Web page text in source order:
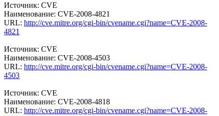
Источник: CVE
Наименование: CVE-2008-4821
URL: http://cve.mitre.org/cgi-bin/cvename.cgi?name=CVE-2008-
4821
Источник: CVE
Наименование: CVE-2008-4503
URL: http://cve.mitre.org/cgi-bin/cvename.cgi?name=CVE-2008-
4503
Источник: CVE
Наименование: CVE-2008-4818
URL: http://cve.mitre.org/cgi-bin/cvename.cgi?name=CVE-2008-